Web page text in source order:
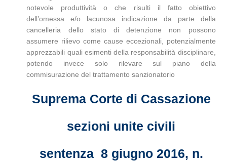
notevole produttività o che risulti il fatto obiettivo
dell’omessa e/o lacunosa indicazione da parte della
cancelleria dello stato di detenzione non possono
assumere rilievo come cause eccezionali, potenzialmente
apprezzabili quali esimenti della responsabilità disciplinare,
potendo invece solo rilevare sul piano della
commisurazione del trattamento sanzionatorio
Suprema Corte di Cassazione
sezioni unite civili
sentenza 8 giugno 2016, n.